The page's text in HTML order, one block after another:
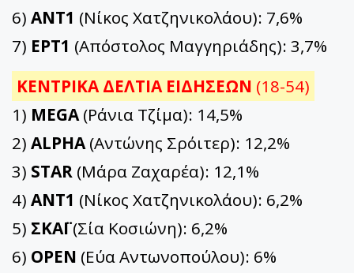
6) ΑΝΤ1 (Νίκος Χατζηνικολάου): 7,6%
7) ΕΡΤ1 (Απόστολος Μαγγηριάδης): 3,7%
ΚΕΝΤΡΙΚΑ ΔΕΛΤΙΑ ΕΙΔΗΣΕΩΝ (18-54)
1) MEGA(Ράνια Τζίμα): 14,5%
2) ALPHA(Αντώνης Σρόιτερ): 12,2%
3) STAR (Μάρα Ζαχαρέα): 12,1%
4) ΑΝΤ1 (Νίκος Χατζηνικολάου): 6,2%
5) ΣΚΑΪ(Σία Κοσιώνη): 6,2%
6) OPEN (Εύα Αντωνοπούλου): 6%